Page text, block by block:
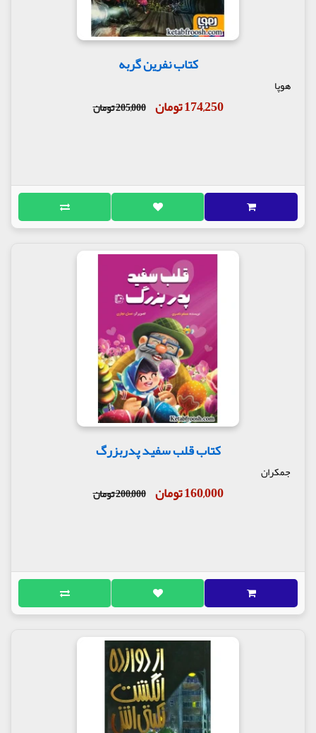
کتاب نفرین گربه
هوپا
174,250 تومان 205,000 تومان
کتاب قلب سفید پدربزرگ
جمکران
160,000 تومان 200,000 تومان